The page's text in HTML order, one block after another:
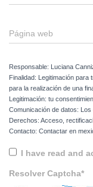
Página web
Responsable: Luciana
Finalidad: Legitimación
para la realización de una
Legitimación: tu
Comunicación de datos:
Derechos: Acceso,
Contacto: Contactar en
I have read and
Resolver Captcha*